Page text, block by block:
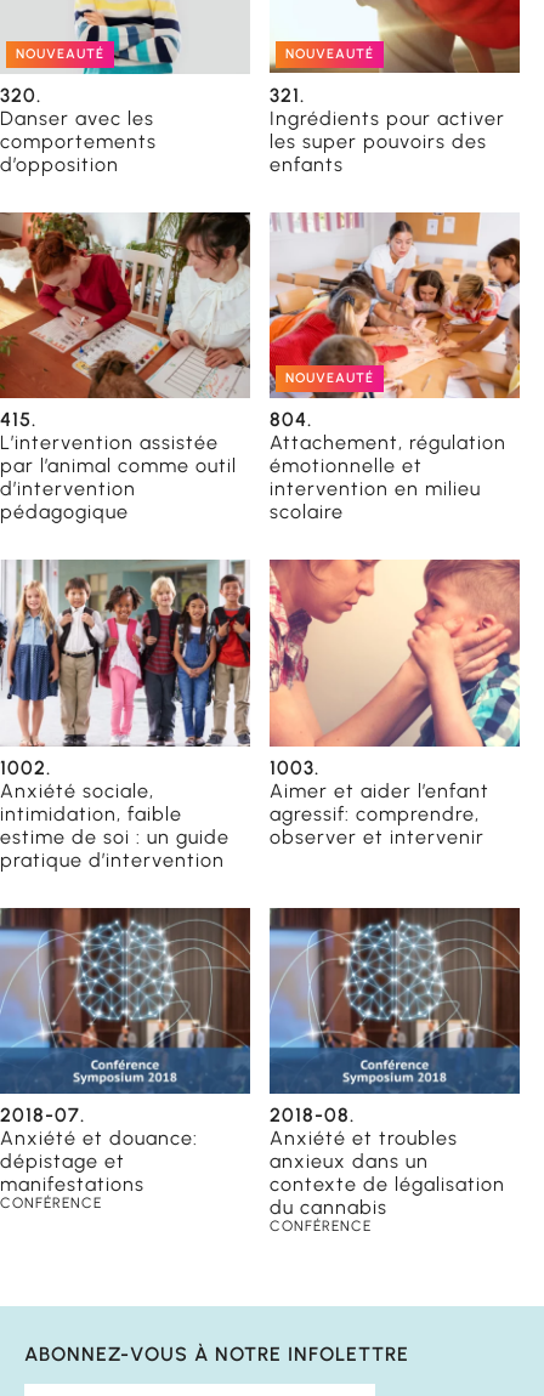
NOUVEAUTÉ
320.
Danser avec les
comportements
d’opposition
NOUVEAUTÉ
321.
Ingrédients pour activer
les super pouvoirs des
enfants
415.
L’intervention assistée
par l’animal comme outil
d’intervention
pédagogique
NOUVEAUTÉ
804.
Attachement, régulation
émotionnelle et
intervention en milieu
scolaire
1002.
Anxiété sociale,
intimidation, faible
estime de soi : un guide
pratique d’intervention
1003.
Aimer et aider l’enfant
agressif: comprendre,
observer et intervenir
2018-07.
Anxiété et douance:
dépistage et
manifestations
CONFÉRENCE
2018-08.
Anxiété et troubles
anxieux dans un
contexte de légalisation
du cannabis
CONFÉRENCE
ABONNEZ-VOUS À NOTRE INFOLETTRE